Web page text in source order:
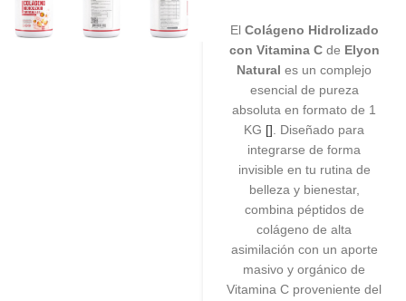
El Colágeno Hidrolizado
con Vitamina Cde Elyon
Natural es un complejo
esencial de pureza
absoluta en formato de 1
KG [] . Diseñado para
integrarse de forma
invisible en tu rutina de
belleza y bienestar,
combina péptidos de
colágeno de alta
asimilación con un aporte
masivo y orgánico de
Vitamina C proveniente del